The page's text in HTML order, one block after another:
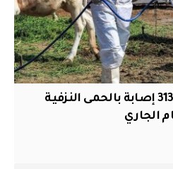
الصحة تعلن تسجيل 313 إصابة بالحمى النزفية